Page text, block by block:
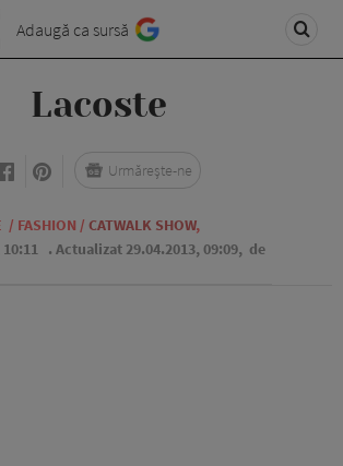
Adaugă ca sursă
Lacoste
/ FASHION / CATWALK SHOW,
. Actualizat 29.04.2013, 09:09, de
Urmărește-ne